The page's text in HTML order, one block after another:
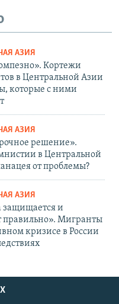
АЗИЯ
Кортежи
в Центральной Азии
которые с ними
АЗИЯ
решение».
в Центральной
от проблемы?
АЗИЯ
защищается и
правильно». Мигранты
кризисе в России